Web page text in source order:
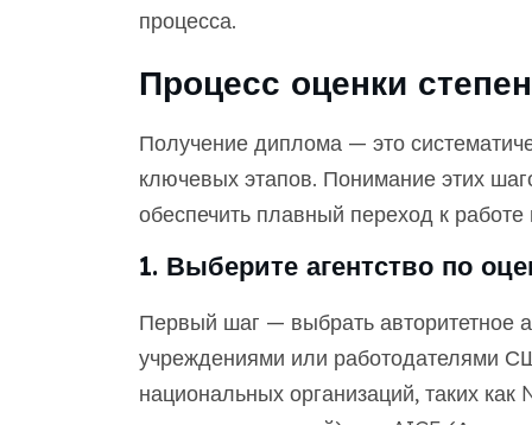
процесса.
Процесс оценки
Получение диплома — это
ключевых этапов. Понимание этих
обеспечить плавный переход к
1. Выберите агентство по
Первый шаг — выбрать авторитетное
учреждениями или работодателями
национальных организаций, таких